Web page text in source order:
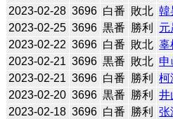
2023-02-28 3696 白番 敗北 韓
2023-02-25 3696 黒番 勝利 元
2023-02-22 3696 白番 敗北 辜
2023-02-21 3696 黒番 敗北 申
2023-02-21 3696 白番 勝利 柯
2023-02-20 3696 黒番 勝利 井
2023-02-18 3696 白番 勝利 张